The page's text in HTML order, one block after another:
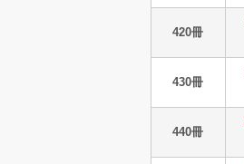
420冊
430冊
440冊